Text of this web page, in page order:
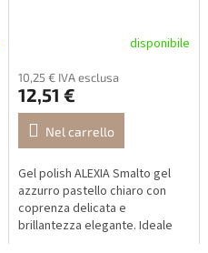
disponibile
10,25 € IVA esclusa
12,51 €
Nel carrello
Gel polish ALEXIA Smalto gel
azzurro pastello chiaro con
coprenza delicata e
brillantezza elegante. Ideale